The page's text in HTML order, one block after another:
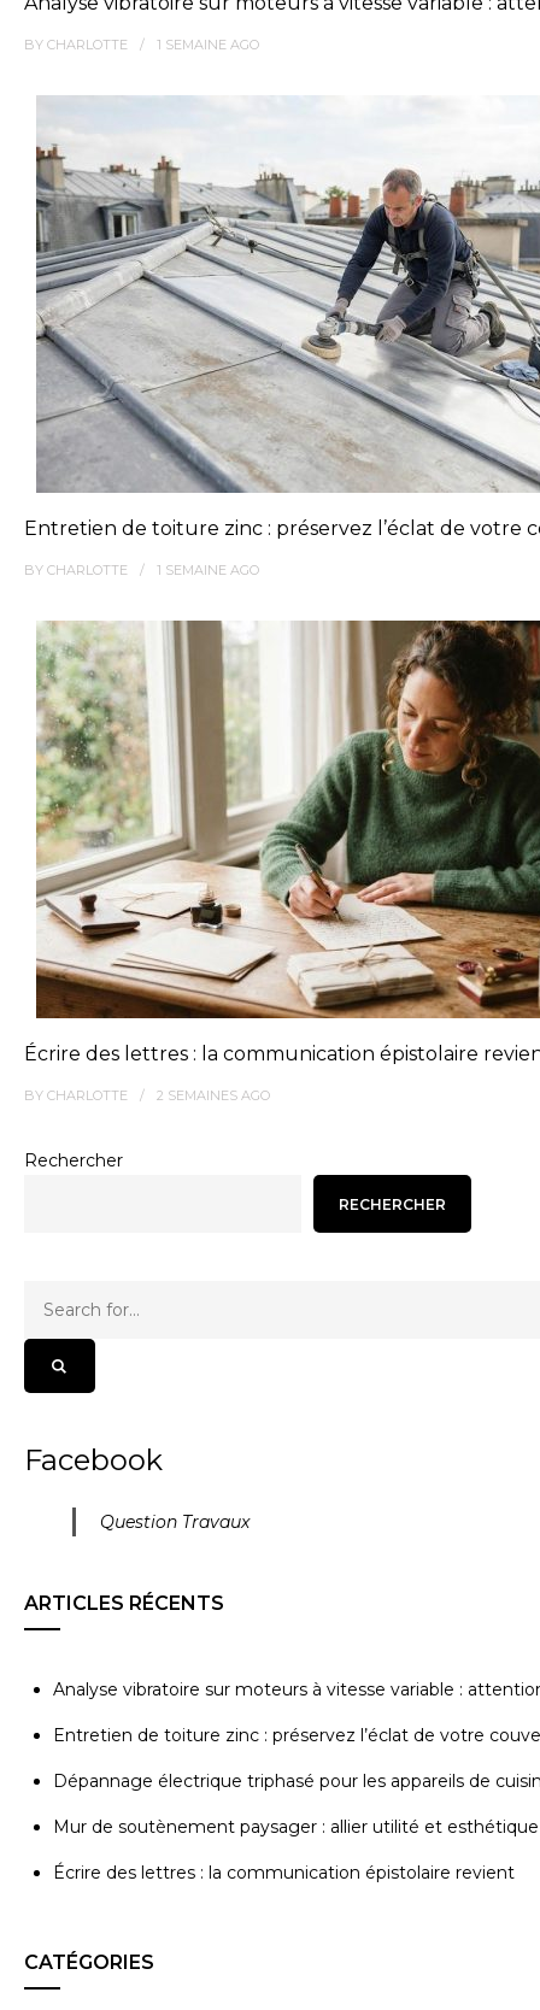
BY CHARLOTTE 1 SEMAINE AGO
Entretien de toiture zinc : préservez l’éclat de votre
BY CHARLOTTE 1 SEMAINE AGO
Écrire des lettres : la communication épistolaire
BY CHARLOTTE 2 SEMAINES AGO
Rechercher
RECHERCHER
Facebook
Question Travaux
ARTICLES RÉCENTS
Analyse vibratoire sur moteurs à vitesse variable :
Entretien de toiture zinc : préservez l’éclat de votre
Dépannage électrique triphasé pour les appareils de
Mur de soutènement paysager : allier utilité et esthétique
Écrire des lettres : la communication épistolaire revient
CATÉGORIES